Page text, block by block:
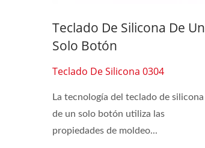
Teclado De Silicona De Un
Solo Botón
Teclado De Silicona 0304
La tecnología del teclado de silicona
de un solo botón utiliza las
propiedades de moldeo...